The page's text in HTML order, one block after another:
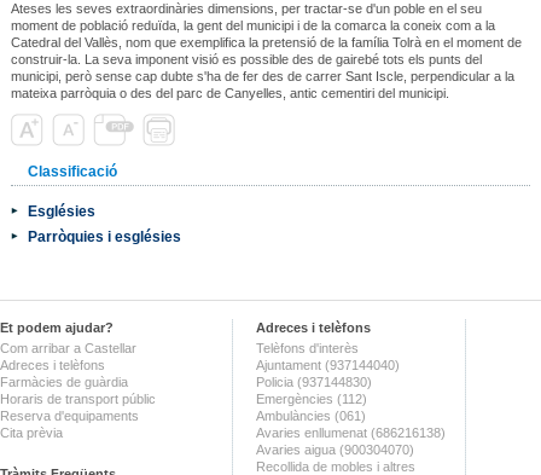
Ateses les seves extraordinàries dimensions, per tractar-se d'un poble en el seu
moment de població reduïda, la gent del municipi i de la comarca la coneix com a la
Catedral del Vallès, nom que exemplifica la pretensió de la família Tolrà en el moment de
construir-la. La seva imponent visió es possible des de gairebé tots els punts del
municipi, però sense cap dubte s'ha de fer des de carrer Sant Iscle, perpendicular a la
mateixa parròquia o des del parc de Canyelles, antic cementiri del municipi.
Classificació
Esglésies
Parròquies i esglésies
Et podem ajudar?
Com arribar a Castellar
Adreces i telèfons
Farmàcies de guàrdia
Horaris de transport públic
Reserva d'equipaments
Cita prèvia
Adreces i telèfons
Telèfons d'interès
Ajuntament (937144040)
Policia (937144830)
Emergències (112)
Ambulàncies (061)
Avaries enllumenat (686216138)
Avaries aigua (900304070)
Recollida de mobles i altres